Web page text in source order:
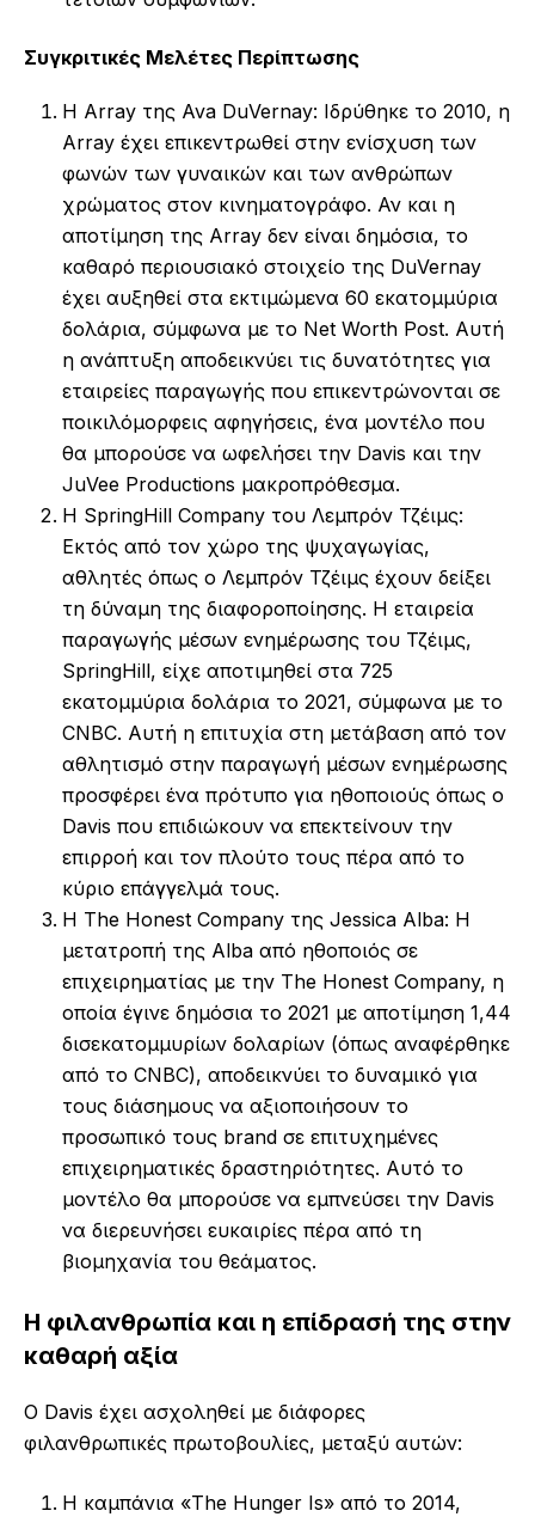
Συγκριτικές Μελέτες Περίπτωσης
Η Array της Ava DuVernay: Ιδρύθηκε το 2010, η
Array έχει επικεντρωθεί στην ενίσχυση των
φωνών των γυναικών και των ανθρώπων
χρώματος στον κινηματογράφο. Αν και η
αποτίμηση της Array δεν είναι δημόσια, το
καθαρό περιουσιακό στοιχείο της DuVernay
έχει αυξηθεί στα εκτιμώμενα 60 εκατομμύρια
δολάρια, σύμφωνα με το Net Worth Post. Αυτή
η ανάπτυξη αποδεικνύει τις δυνατότητες για
εταιρείες παραγωγής που επικεντρώνονται σε
ποικιλόμορφεις αφηγήσεις, ένα μοντέλο που
θα μπορούσε να ωφελήσει την Davis και την
JuVee Productions μακροπρόθεσμα.
Η SpringHill Company του Λεμπρόν Τζέιμς:
Εκτός από τον χώρο της ψυχαγωγίας,
αθλητές όπως ο Λεμπρόν Τζέιμς έχουν δείξει
τη δύναμη της διαφοροποίησης. Η εταιρεία
παραγωγής μέσων ενημέρωσης του Τζέιμς,
SpringHill, είχε αποτιμηθεί στα 725
εκατομμύρια δολάρια το 2021, σύμφωνα με το
CNBC. Αυτή η επιτυχία στη μετάβαση από τον
αθλητισμό στην παραγωγή μέσων ενημέρωσης
προσφέρει ένα πρότυπο για ηθοποιούς όπως ο
Davis που επιδιώκουν να επεκτείνουν την
επιρροή και τον πλούτο τους πέρα από το
κύριο επάγγελμά τους.
Η The Honest Company της Jessica Alba: Η
μετατροπή της Alba από ηθοποιός σε
επιχειρηματίας με την The Honest Company, η
οποία έγινε δημόσια το 2021 με αποτίμηση 1,44
δισεκατομμυρίων δολαρίων (όπως αναφέρθηκε
από το CNBC), αποδεικνύει το δυναμικό για
τους διάσημους να αξιοποιήσουν το
προσωπικό τους brand σε επιτυχημένες
επιχειρηματικές δραστηριότητες. Αυτό το
μοντέλο θα μπορούσε να εμπνεύσει την Davis
να διερευνήσει ευκαιρίες πέρα από τη
βιομηχανία του θεάματος.
Η φιλανθρωπία και η επίδρασή της στην
καθαρή αξία
Ο Davis έχει ασχοληθεί με διάφορες
φιλανθρωπικές πρωτοβουλίες, μεταξύ αυτών:
Η καμπάνια «The Hunger Is» από το 2014,